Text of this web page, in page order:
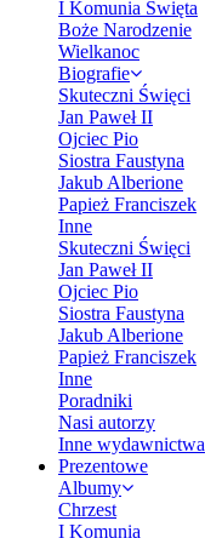
I Komunia Święta
Boże Narodzenie
Wielkanoc
Biografie
Skuteczni Święci
Jan Paweł II
Ojciec Pio
Siostra Faustyna
Jakub Alberione
Papież Franciszek
Inne
Skuteczni Święci
Jan Paweł II
Ojciec Pio
Siostra Faustyna
Jakub Alberione
Papież Franciszek
Inne
Poradniki
Nasi autorzy
Inne wydawnictwa
Prezentowe
Albumy
Chrzest
I Komunia